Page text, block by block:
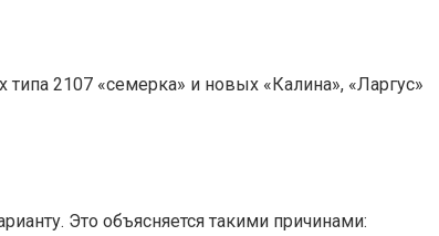
2107 «семерка» и новых «Калина», «Ларгус»
Это объясняется такими причинами: